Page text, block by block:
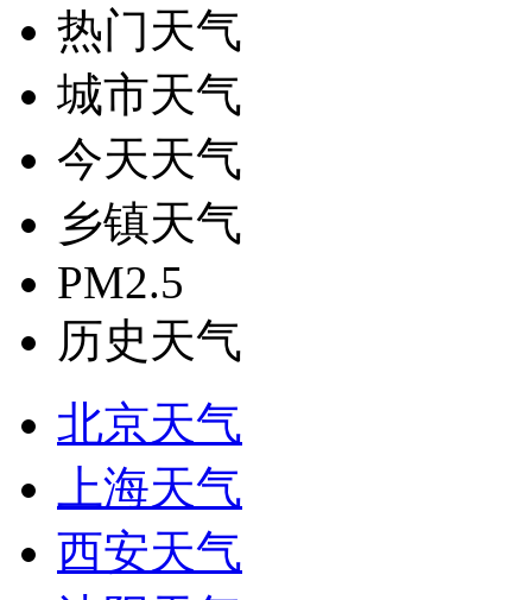
热门天气
城市天气
今天天气
乡镇天气
PM2.5
历史天气
北京天气
上海天气
西安天气